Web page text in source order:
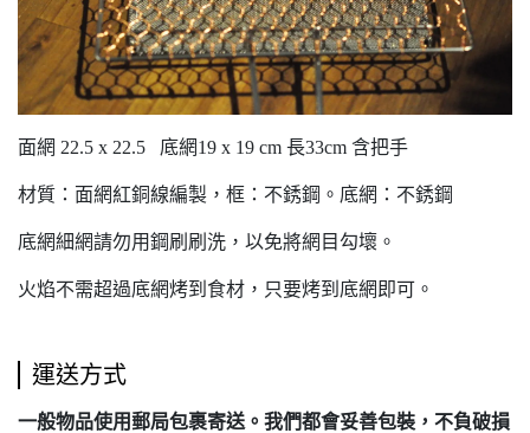
面網 22.5 x 22.5 底網19 x 19 cm 長33cm 含把手
材質：面網紅銅線編製，框：不銹鋼。底網：不銹鋼
底網細網請勿用鋼刷刷洗，以免將網目勾壞。
火焰不需超過底網烤到食材，只要烤到底網即可。
運送方式
一般物品使用郵局包裹寄送。我們都會妥善包裝，不負破損